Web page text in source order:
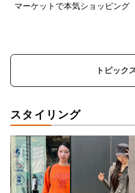
マーケットで本気ショッピング
トピック
スタイリング